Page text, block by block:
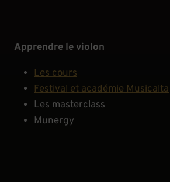
Apprendre le violon
Les cours
Festival et académie Musicalta
Les masterclass
Munergy